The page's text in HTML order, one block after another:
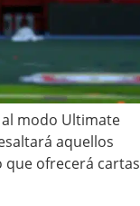
al modo Ultimate
aquellos
que ofrecerá cartas